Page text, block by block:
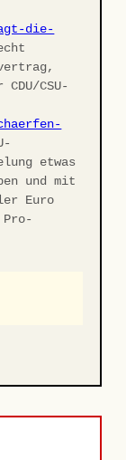
die-
CSU-
etwas
und mit
Euro